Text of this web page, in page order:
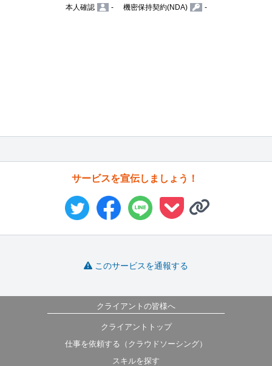
本人確認
- 機密保持契約(NDA) -
サービスを宣伝しましょう！
このサービスを通報する
クライアントの皆様へ
クライアントトップ
仕事を依頼する（クラウドソーシング）
スキルを探す